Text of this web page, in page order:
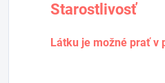
Starostlivosť
Látku je možné prať v